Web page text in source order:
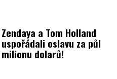
Zendaya a Tom Holland
uspořádali oslavu za půl
milionu dolarů!